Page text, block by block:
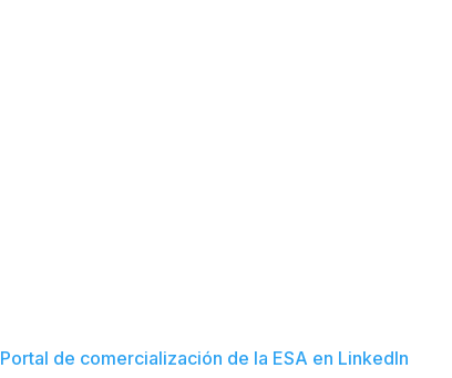
Portal de comercialización de la ESA en LinkedIn